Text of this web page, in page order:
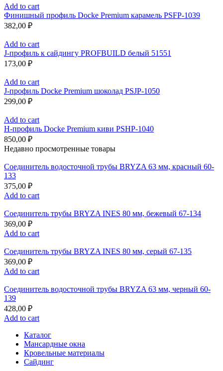
Add to cart
Финишный профиль Docke Premium карамель PSFP-1039
382,00 ₽
Add to cart
J-профиль к сайдингу PROFBUILD белый 51551
173,00 ₽
Add to cart
J-профиль Docke Premium шоколад PSJP-1050
299,00 ₽
Add to cart
H-профиль Docke Premium киви PSHP-1040
850,00 ₽
Недавно просмотренные товары
Соединитель водосточной трубы BRYZA 63 мм, краcный 60-
133
375,00 ₽
Add to cart
Соединитель трубы BRYZA INES 80 мм, бежевый 67-134
369,00 ₽
Add to cart
Соединитель трубы BRYZA INES 80 мм, серый 67-135
369,00 ₽
Add to cart
Соединитель водосточной трубы BRYZA 63 мм, черный 60-
139
428,00 ₽
Add to cart
Каталог
Мансардные окна
Кровельные материалы
Сайдинг